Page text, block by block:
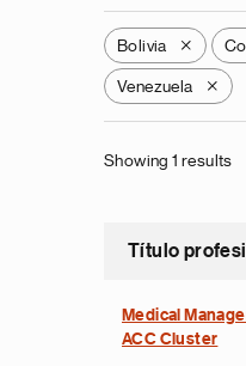
Bolivia X
Venezuela X
Showing 1 results
Título
Medical
ACC Cluster